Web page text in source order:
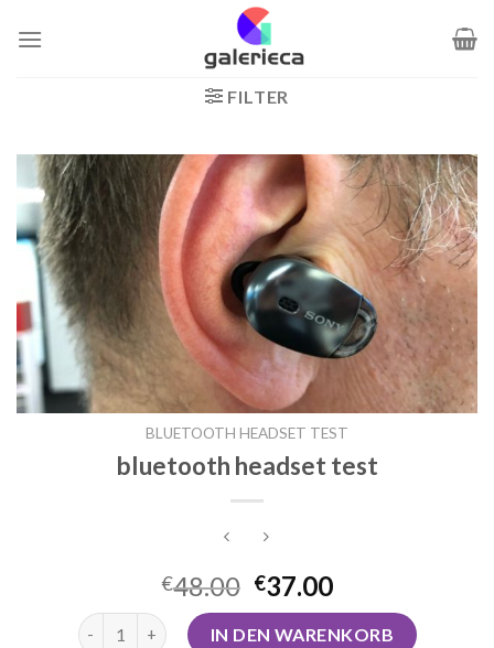
Inhalt
FILTER
BLUETOOTH HEADSET TEST
bluetooth headset test
€48.00 €37.00
bluetooth headset test MengeIN DEN WARENKORB